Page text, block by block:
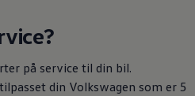
på service til din bil.
din Volkswagen som er 5